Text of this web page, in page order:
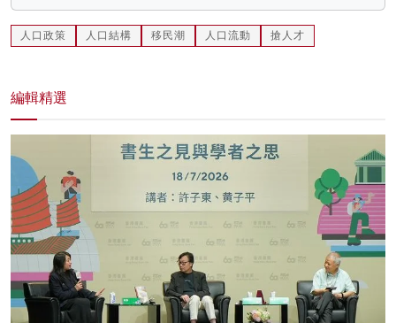
人口政策 人口結構 移民潮 人口流動 搶人才
編輯精選